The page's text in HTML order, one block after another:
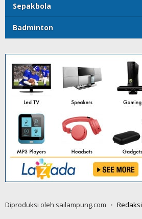
Sepakbola
Badminton
Diproduksi oleh sailampung.com Redaksi